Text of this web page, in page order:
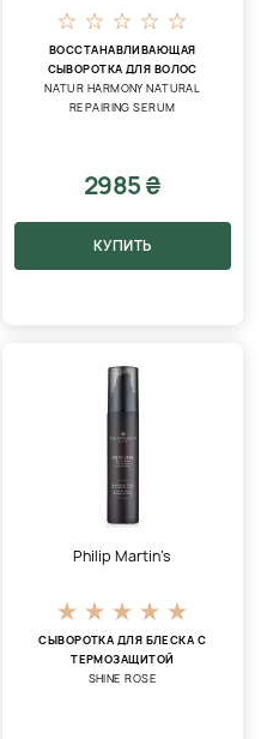
ВОССТАНАВЛИВАЮЩАЯ
СЫВОРОТКА ДЛЯ ВОЛОС
NATUR HARMONY NATURAL
REPAIRING SERUM
2985 ₴
КУПИТЬ
Philip Martin’s
СЫВОРОТКА ДЛЯ БЛЕСКА C
ТЕРМОЗАЩИТОЙ
SHINE ROSE